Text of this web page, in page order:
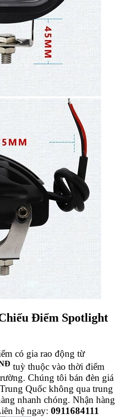
Điểm Spotlight
có gia rao động từ
tuỳ thuộc vào thời điểm
Chúng tôi bán đèn giá
Quốc không qua trung
nhanh chóng. Nhận hàng
hệ ngay: 0911684111